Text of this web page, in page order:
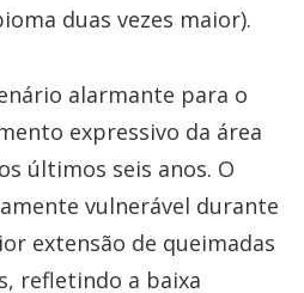
duas vezes maior).
alarmante para o
expressivo da área
últimos seis anos. O
vulnerável durante
extensão de queimadas
refletindo a baixa